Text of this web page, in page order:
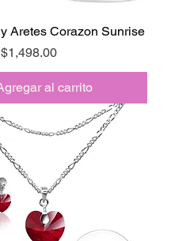
Aretes Corazon Sunrise
Precio de oferta
$1,498.00
al carrito